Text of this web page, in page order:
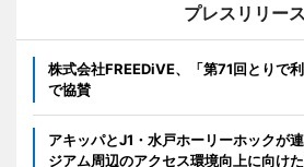
プレスリリース
株式会社FREEDiVE、「第71回とりで
で協賛
アキッパとJ1・水戸ホーリーホックが
ジアム周辺のアクセス環境向上に向け